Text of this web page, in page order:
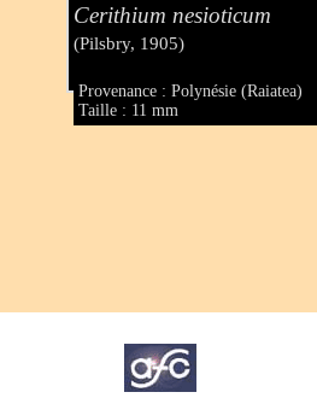
Cerithium nesioticum
(Pilsbry, 1905)
Provenance : Polynésie (Raiatea)
Taille : 11 mm